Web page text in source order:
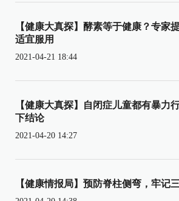
【健康大真探】酵素等于健康？专家
适宜服用
2021-04-21 18:44
【健康大真探】自闭症儿童都有暴力
下结论
2021-04-20 14:27
【健康情报局】预防脊柱侧弯，牢记